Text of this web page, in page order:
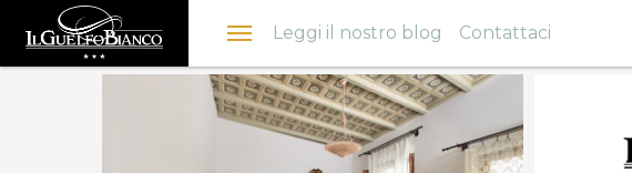
Leggi il nostro blog
Contattaci